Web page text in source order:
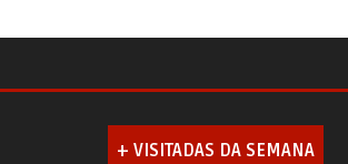
+ VISITADAS DA SEMANA